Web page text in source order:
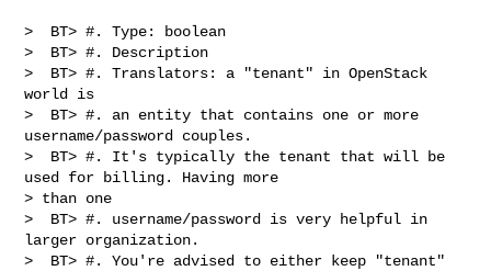
>  BT> #. Type: boolean
>  BT> #. Description
>  BT> #. Translators: a "tenant" in OpenStack
world is
>  BT> #. an entity that contains one or more
username/password couples.
>  BT> #. It's typically the tenant that will be
used for billing. Having more
> than one
>  BT> #. username/password is very helpful in
larger organization.
>  BT> #. You're advised to either keep "tenant"